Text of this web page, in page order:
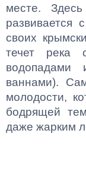
месте.
развивается
своих
течет река
водопадами
ваннами).
молодости,
бодрящей
даже жарким